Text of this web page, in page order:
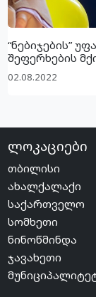
“ნებიჯების”
შეფერხების
02.08.2022
ლოკაციები
თბილისი
ახალქალაქი
საქართველო
სომხეთი
ნინოწმინდა
ჯავახეთი